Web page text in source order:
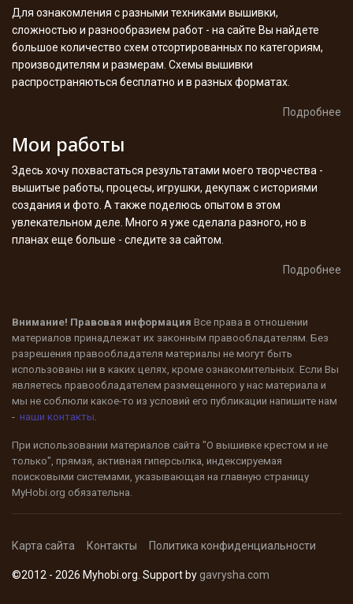
Для ознакомления с разными техниками вышивки,
сложностью и разнообразием работ - на сайте Вы найдете
большое количество схем отсортированных по категориям,
производителям и размерам. Схемы вышивки
распространяються бесплатно и в разных форматах.
Подробнее
Мои работы
Здесь хочу похвастаться результатами моего творчества -
вышитые работы, процесы, игрушки, декупаж с историями
создания и фото. А также поделюсь опытом в этом
увлекательном деле. Много я уже сделала разного, но в
планах еще больше - следите за сайтом.
Подробнее
Внимание! Правовая информация Все права в отношении
материалов принадлежат их законным правообладателям. Без
разрешения правообладателя материалы не могут быть
использованы ни в каких целях, кроме ознакомительных. Если Вы
являетесь правообладателем размещенного у нас материала и
мы не соблюли какое-то из условий его публикации напишите нам
- наши контакты.
При использовании материалов сайта "О вышивке крестом и не
только", прямая, активная гиперсылка, индексируемая
поисковыми системами, указывающая на главную страницу
MyHobi.org обязательна.
Карта сайта Контакты Политика конфиденциальности
©2012 - 2026 Myhobi.org. Support bygavrysha.com